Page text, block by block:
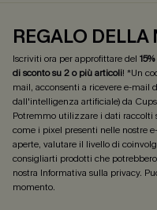
REGALO DELLA
Iscriviti ora per approfittare del
di sconto su 2 o più articoli! *Un
mail, acconsenti a ricevere e-mail
dall'intelligenza artificiale) da
Potremmo utilizzare i dati raccolti
come i pixel presenti nelle nostre
aperte, valutare il livello di
consigliarti prodotti che
nostra Informativa sulla privacy.
momento.